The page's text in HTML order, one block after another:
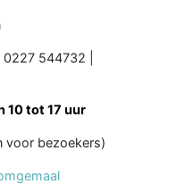
544732 |
10 tot 17 uur
voor bezoekers)